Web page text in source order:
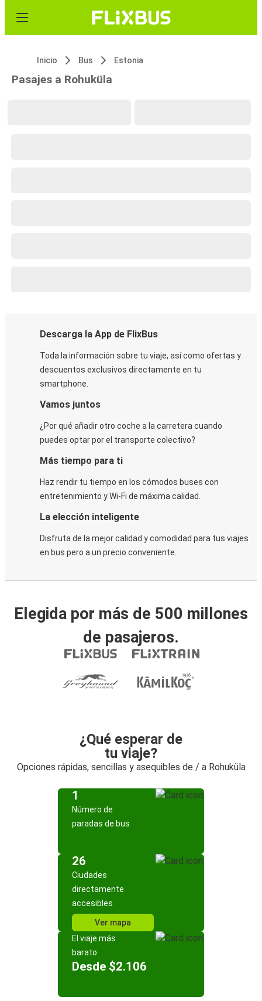
Inicio Bus Estonia
Pasajes a Rohuküla
Descarga la App de FlixBus
Toda la información sobre tu viaje, así como ofertas y
descuentos exclusivos directamente en tu
smartphone.
Vamos juntos
¿Por qué añadir otro coche a la carretera cuando
puedes optar por el transporte colectivo?
Más tiempo para ti
Haz rendir tu tiempo en los cómodos buses con
entretenimiento y Wi-Fi de máxima calidad.
La elección inteligente
Disfruta de la mejor calidad y comodidad para tus viajes
en bus pero a un precio conveniente.
Elegida por más de 500 millones
de pasajeros.
¿Qué esperar de
tu viaje?
Opciones rápidas, sencillas y asequibles de / a Rohuküla
1
Número de
paradas de bus
26
Ciudades
directamente
accesibles
Ver mapa
El viaje más
barato
Desde $2.106